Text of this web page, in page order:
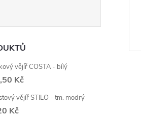
vějíř COSTA - bílý
Kč
vějíř STILO - tm. modrý
Kč